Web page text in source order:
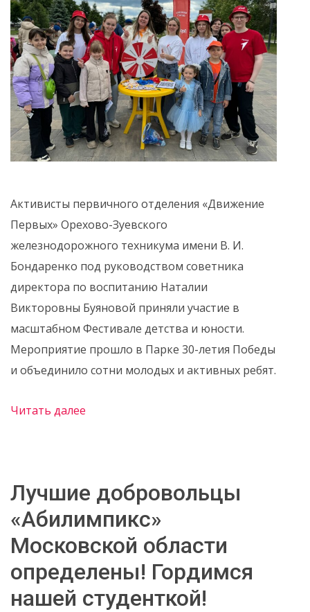
Активисты первичного отделения «Движение
Первых» Орехово-Зуевского
железнодорожного техникума имени В. И.
Бондаренко под руководством советника
директора по воспитанию Наталии
Викторовны Буяновой приняли участие в
масштабном Фестивале детства и юности.
Мероприятие прошло в Парке 30-летия Победы
и объединило сотни молодых и активных ребят.
Читать далее
Лучшие добровольцы
«Абилимпикс»
Московской области
определены! Гордимся
нашей студенткой!